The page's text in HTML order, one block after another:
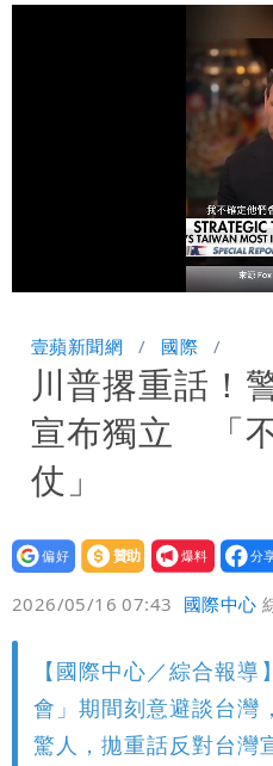
台北山區升級「
大潮 恐海水倒
澎湖13兒女擠
家！縣府出手了
經紀人強吻女
法官都怒了：相
桃園復興宣布今
慈濟遭詐10億
雨這時才變小
五月天冠佑20歲
像」 憤怒發聲
最新風雨預測！
周溼答答
Loaded:
75.34%
壹蘋新聞網 國際
川普撂重話！
宣布獨立 「
仗」
設為
贊助
我要
爆料
2026/05/16 07:43 國際中心
【國際中心／綜合報
會」期間刻意避談台灣
驚人，拋重話反對台灣